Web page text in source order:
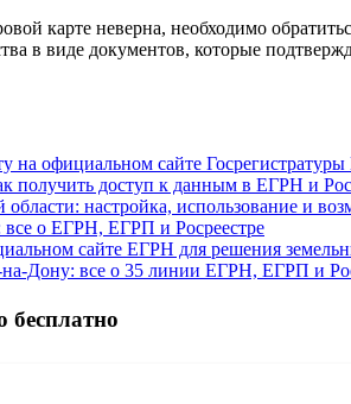
карте неверна, необходимо
в виде документов, которые
на официальном сайте
получить доступ к данным в ЕГРН и
настройка, использование и
все о ЕГРН, ЕГРП и Росреестре
сайте ЕГРН для решения
Дону: все о 35 линии ЕГРН, ЕГРП и
бесплатно